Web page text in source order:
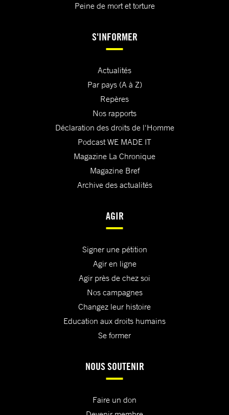
Peine de mort et torture
S'INFORMER
Actualités
Par pays (A à Z)
Repères
Nos rapports
Déclaration des droits de l'Homme
Podcast WE MADE IT
Magazine La Chronique
Magazine Bref
Archive des actualités
AGIR
Signer une pétition
Agir en ligne
Agir près de chez soi
Nos campagnes
Changez leur histoire
Education aux droits humains
Se former
NOUS SOUTENIR
Faire un don